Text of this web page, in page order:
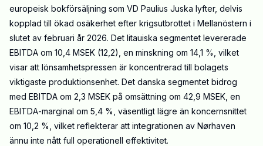
europeisk bokförsäljning som VD Paulius Juska lyfter, delvis
kopplad till ökad osäkerhet efter krigsutbrottet i Mellanöstern i
slutet av februari år 2026. Det litauiska segmentet levererade
EBITDA om 10,4 MSEK (12,2), en minskning om 14,1 %, vilket
visar att lönsamhetspressen är koncentrerad till bolagets
viktigaste produktionsenhet. Det danska segmentet bidrog
med EBITDA om 2,3 MSEK på omsättning om 42,9 MSEK, en
EBITDA-marginal om 5,4 %, väsentligt lägre än koncernsnittet
om 10,2 %, vilket reflekterar att integrationen av Nørhaven
ännu inte nått full operationell effektivitet.